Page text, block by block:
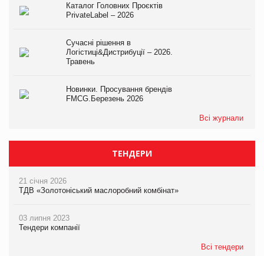
Каталог Головних Проєктів
PrivateLabel – 2026
Сучасні рішення в
Логістиці&Дистрибуції – 2026.
Травень
Новинки. Просування брендів
FMCG.Березень 2026
Всі журнали
ТЕНДЕРИ
21 січня 2026
ТДВ «Золотоніський маслоробний комбінат»
03 липня 2023
Тендери компанії
Всі тендери